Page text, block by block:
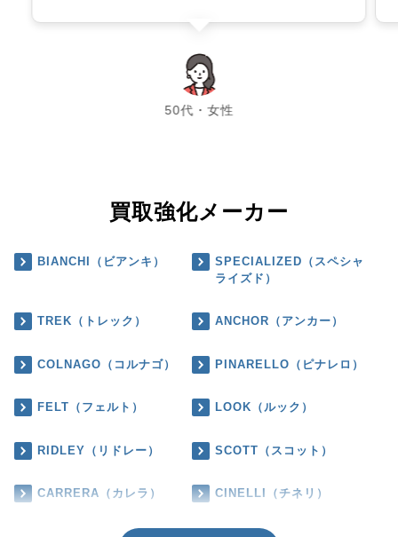
50代・女性
chevron_left chevron_right
買取強化メーカー
BIANCHI（ビアンキ）
SPECIALIZED（スペシャ
ライズド）
TREK（トレック） ANCHOR（アンカー）
COLNAGO（コルナゴ） PINARELLO（ピナレロ）
FELT（フェルト） LOOK（ルック）
RIDLEY（リドレー） SCOTT（スコット）
CARRERA（カレラ） CINELLI（チネリ）